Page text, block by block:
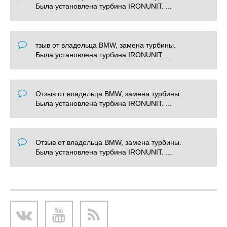
Была установлена турбина IRONUNIT. ...
тзыв от владельца BMW, замена турбины.
Была установлена турбина IRONUNIT. ...
Отзыв от владельца BMW, замена турбины.
Была установлена турбина IRONUNIT. ...
Отзыв от владельца BMW, замена турбины.
Была установлена турбина IRONUNIT. ...